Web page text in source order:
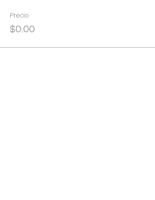
Precio
$0.00